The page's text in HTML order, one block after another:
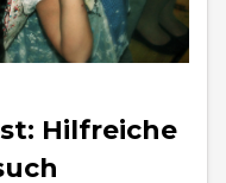
Hilfreiche